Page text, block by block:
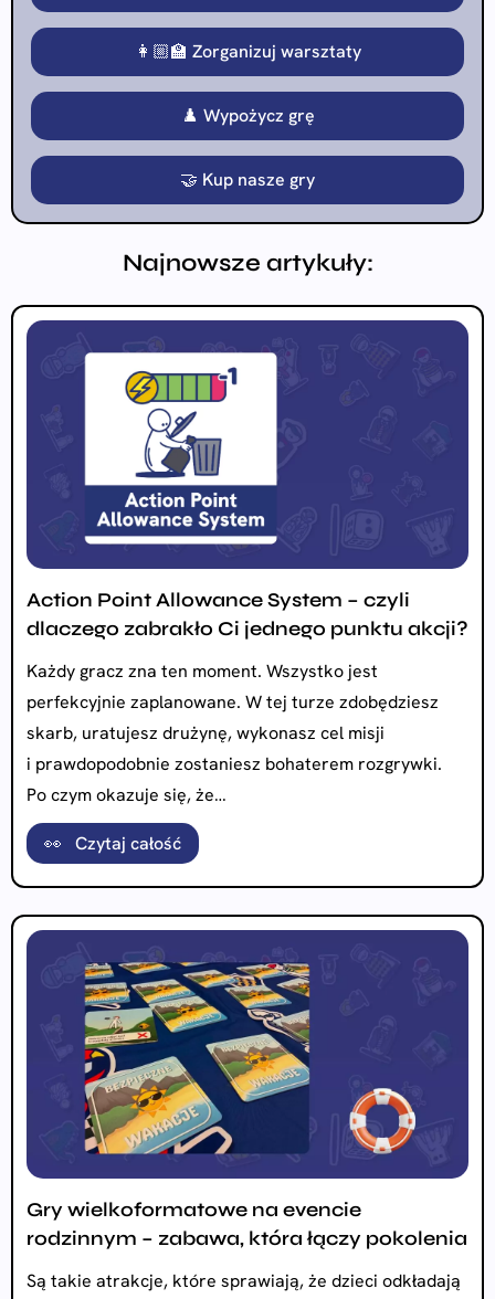
👩🏼‍🏫 Zorganizuj warsztaty
♟️ Wypożycz grę
🤝 Kup nasze gry
Najnowsze artykuły:
Action Point Allowance System – czyli
dlaczego zabrakło Ci jednego punktu akcji?
Każdy gracz zna ten moment. Wszystko jest
perfekcyjnie zaplanowane. W tej turze zdobędziesz
skarb, uratujesz drużynę, wykonasz cel misji
i prawdopodobnie zostaniesz bohaterem rozgrywki.
Po czym okazuje się, że…
👀 Czytaj całość
Gry wielkoformatowe na evencie
rodzinnym – zabawa, która łączy pokolenia
Są takie atrakcje, które sprawiają, że dzieci odkładają